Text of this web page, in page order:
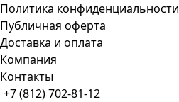
Политика конфиденциальности
Публичная оферта
Доставка и оплата
Компания
Контакты
+7 (812) 702-81-12